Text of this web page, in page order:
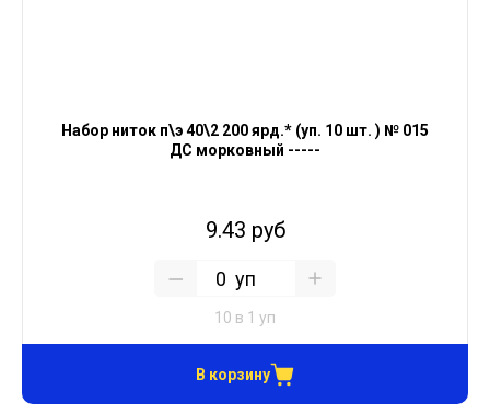
Набор ниток п\э 40\2 200 ярд.* (уп. 10 шт. ) № 015
ДС морковный -----
9.43 руб
уп
10 в 1 уп
В корзину